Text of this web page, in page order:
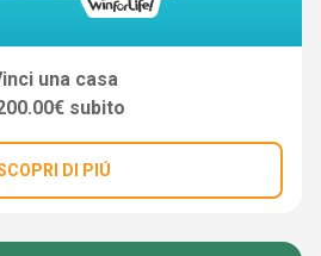
una casa
subito
DI PIÚ